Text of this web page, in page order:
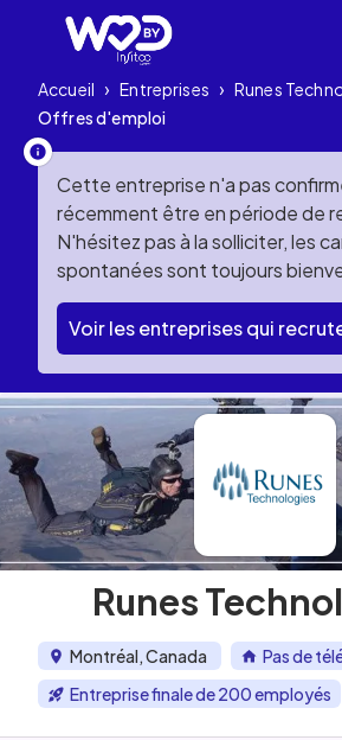
Accueil › Entreprises › Runes
Offres d'emploi
Cette entreprise n'a pas
récemment être en période de
N'hésitez pas à la solliciter, les
spontanées sont toujours
Voir les entreprises qui
Runes
Montréal, Canada
Pas de
Entreprise finale de 200 employés